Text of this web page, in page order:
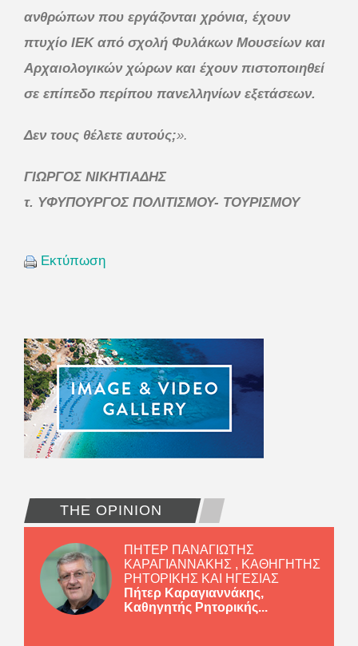
ανθρώπων που εργάζονται χρόνια, έχουν
πτυχίο ΙΕΚ από σχολή Φυλάκων Μουσείων και
Αρχαιολογικών χώρων και έχουν πιστοποιηθεί
σε επίπεδο περίπου πανελληνίων εξετάσεων.
Δεν τους θέλετε αυτούς;».
ΓΙΩΡΓΟΣ ΝΙΚΗΤΙΑΔΗΣ
τ. ΥΦΥΠΟΥΡΓΟΣ ΠΟΛΙΤΙΣΜΟΥ- ΤΟΥΡΙΣΜΟΥ
Εκτύπωση
THE OPINION
ΠΗΤΕΡ ΠΑΝΑΓΙΩΤΗΣ
ΚΑΡΑΓΙΑΝΝΑΚΗΣ , ΚΑΘΗΓΗΤΗΣ
ΡΗΤΟΡΙΚΗΣ ΚΑΙ ΗΓΕΣΙΑΣ
Πήτερ Καραγιαννάκης,
Καθηγητής Ρητορικής...